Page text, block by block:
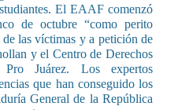
El EAAF comenzó
de octubre “como perito
las víctimas y a petición de
y el Centro de Derechos
Juárez. Los expertos
que han conseguido los
General de la República